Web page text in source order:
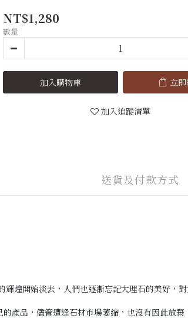
NT$1,280
數量
加入購物車 立
加入追蹤清單
送貨及付款方式
輝煌開始淡去，人們也逐漸忘記大理石的美好 ，
的產品 ， 儘管遭逢石材市場萎縮 ， 也沒有因此放棄